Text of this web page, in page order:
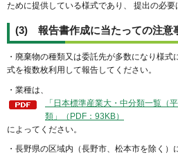
ために提供している様式であり、 提出の必要
(3) 報告書作成に当たっての注意
・廃棄物の種類又は委託先が多数になり様
式を複数枚利用して報告してください。
・業種は、
「日本標準産業大・中分類一覧（
類」（PDF：93KB）
によってください。
・長野県の区域内（長野市、松本市を除く